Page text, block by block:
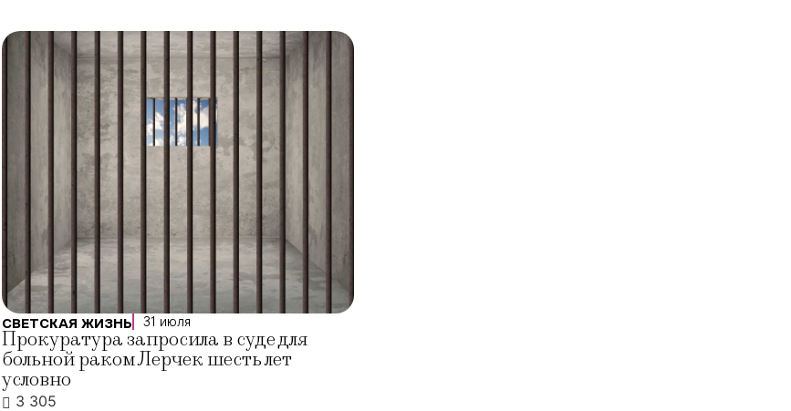
СВЕТСКАЯ ЖИЗНЬ 31 июля
Прокуратура запросила в суде для
больной раком Лерчек шесть лет
условно
3 305